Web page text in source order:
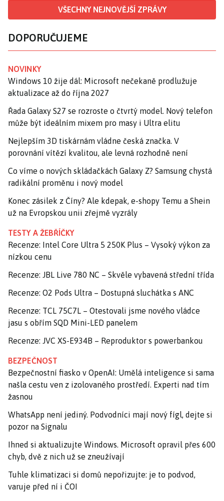
VŠECHNY NEJNOVĚJŠÍ ZPRÁVY
DOPORUČUJEME
NOVINKY
Windows 10 žije dál: Microsoft nečekaně prodlužuje
aktualizace až do října 2027
Řada Galaxy S27 se rozroste o čtvrtý model. Nový telefon
může být ideálním mixem pro masy i Ultra elitu
Nejlepším 3D tiskárnám vládne česká značka. V
porovnání vítězí kvalitou, ale levná rozhodně není
Co víme o nových skládačkách Galaxy Z? Samsung chystá
radikální proměnu i nový model
Konec zásilek z Číny? Ale kdepak, e-shopy Temu a Shein
už na Evropskou unii zřejmě vyzrály
TESTY A ŽEBŘÍČKY
Recenze: Intel Core Ultra 5 250K Plus – Vysoký výkon za
nízkou cenu
Recenze: JBL Live 780 NC – Skvěle vybavená střední třída
Recenze: O2 Pods Ultra – Dostupná sluchátka s ANC
Recenze: TCL 75C7L – Otestovali jsme nového vládce
jasu s obřím SQD Mini-LED panelem
Recenze: JVC XS-E934B – Reproduktor s powerbankou
BEZPEČNOST
Bezpečnostní fiasko v OpenAI: Umělá inteligence si sama
našla cestu ven z izolovaného prostředí. Experti nad tím
žasnou
WhatsApp není jediný. Podvodníci mají nový fígl, dejte si
pozor na Signalu
Ihned si aktualizujte Windows. Microsoft opravil přes 600
chyb, dvě z nich už se zneužívají
Tuhle klimatizaci si domů nepořizujte: je to podvod,
varuje před ní i ČOI